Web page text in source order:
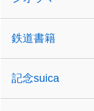
鉄道書籍
記念suica